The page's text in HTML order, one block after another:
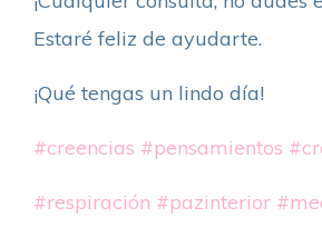
Estaré feliz de ayudarte.
¡Qué tengas un lindo día!
#creencias #pensamientos
#respiración #pazinterior